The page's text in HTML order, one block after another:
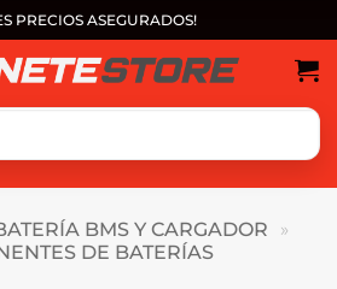
PRECIOS ASEGURADOS!
BMS Y CARGADOR
»
DE BATERÍAS